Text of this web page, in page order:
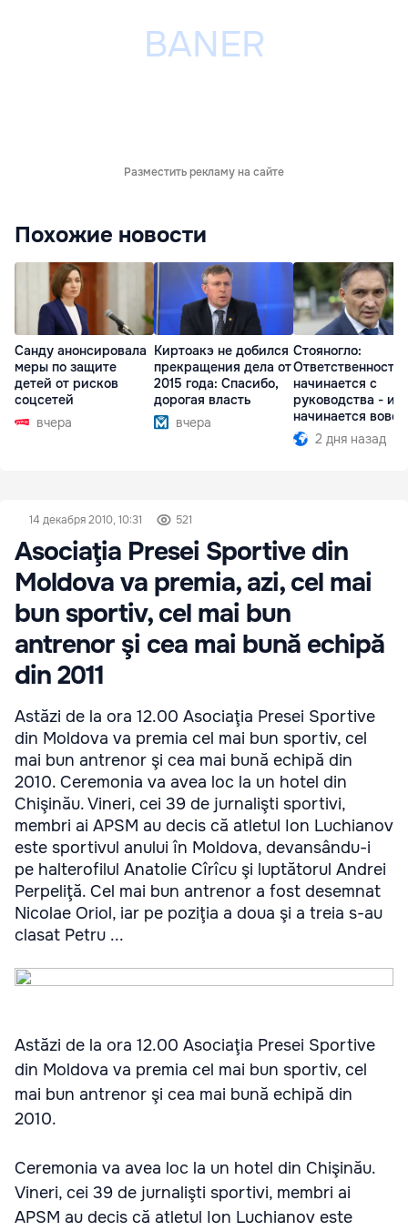
Разместить рекламу на сайте
Похожие новости
Санду анонсировала
меры по защите
детей от рисков
соцсетей
вчера
Киртоакэ не добился
прекращения дела от
2015 года: Спасибо,
дорогая власть
вчера
Стояногло:
Ответственность
начинается с
руководства -
начинается вовсе
2 дня назад
14 декабря 2010, 10:31 521
Asociaţia Presei Sportive din
Moldova va premia, azi, cel mai
bun sportiv, cel mai bun
antrenor şi cea mai bună echipă
din 2011
Astăzi de la ora 12.00 Asociaţia Presei Sportive
din Moldova va premia cel mai bun sportiv, cel
mai bun antrenor şi cea mai bună echipă din
2010. Ceremonia va avea loc la un hotel din
Chişinău. Vineri, cei 39 de jurnalişti sportivi,
membri ai APSM au decis că atletul Ion Luchianov
este sportivul anului în Moldova, devansându-i
pe halterofilul Anatolie Cîrîcu şi luptătorul Andrei
Perpeliţă. Cel mai bun antrenor a fost desemnat
Nicolae Oriol, iar pe poziţia a doua şi a treia s-au
clasat Petru ...
Astăzi de la ora 12.00 Asociaţia Presei Sportive
din Moldova va premia cel mai bun sportiv, cel
mai bun antrenor şi cea mai bună echipă din
2010.
Ceremonia va avea loc la un hotel din Chişinău.
Vineri, cei 39 de jurnalişti sportivi, membri ai
APSM au decis că atletul Ion Luchianov este